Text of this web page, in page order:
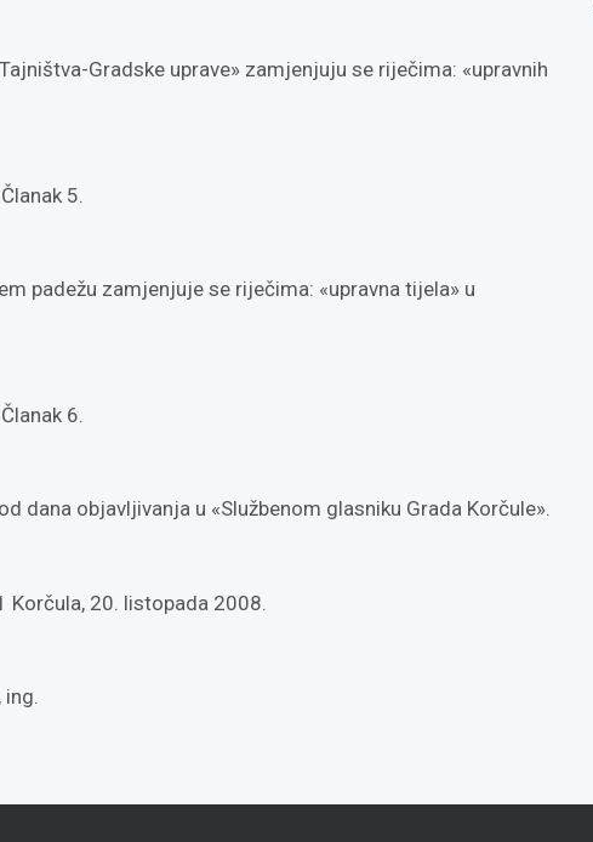
Gradske uprave» zamjenjuju se riječima: «upravnih
Članak 5.
padežu zamjenjuje se riječima: «upravna tijela» u
Članak 6.
dana objavljivanja u «Službenom glasniku Grada Korčule».
20. listopada 2008.
ing.